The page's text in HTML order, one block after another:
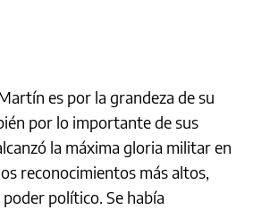
es por la grandeza de su
por lo importante de sus
la máxima gloria militar en
reconocimientos más altos,
político. Se había